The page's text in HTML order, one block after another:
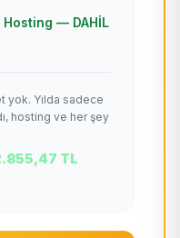
Hosting — DAHİL
yok. Yılda sadece
hosting ve her şey
TL